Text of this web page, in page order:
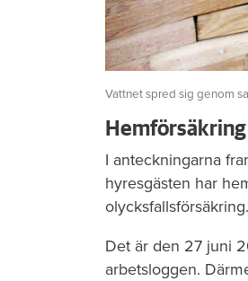
Vattnet spred sig genom
I anteckningarna
hyresgästen har
olycksfallsförsäkring.
Det är den 27 juni
arbetsloggen.